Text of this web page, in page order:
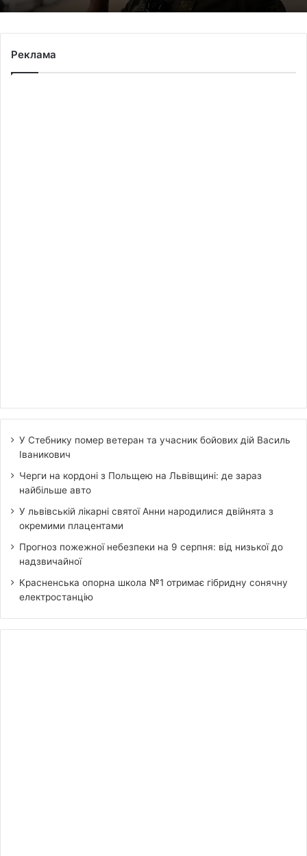
Реклама
У Стебнику помер ветеран та учасник бойових дій Василь
Іваникович
Черги на кордоні з Польщею на Львівщині: де зараз
найбільше авто
У львівській лікарні святої Анни народилися двійнята з
окремими плацентами
Прогноз пожежної небезпеки на 9 серпня: від низької до
надзвичайної
Красненська опорна школа №1 отримає гібридну сонячну
електростанцію